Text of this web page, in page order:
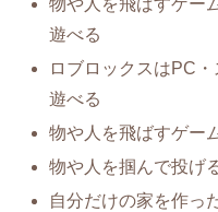
遊べる
ロブロックスはPC
遊べる
物や人を飛ばすゲー
物や人を掴んで投げ
自分だけの家を作っ